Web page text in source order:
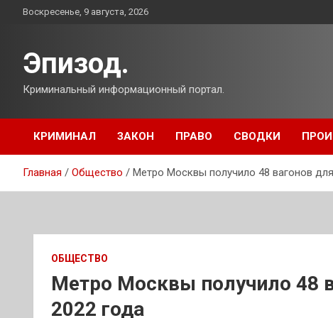
ПерейтиВоскресенье, 9 августа, 2026
Эпизод.
Криминальный информационный портал.
КРИМИНАЛ ЗАКОН ПРАВО СВОДКИ
Главная Общество Метро Москвы получило 48 вагонов
ОБЩЕСТВО
Метро Москвы получило 48
2022 года